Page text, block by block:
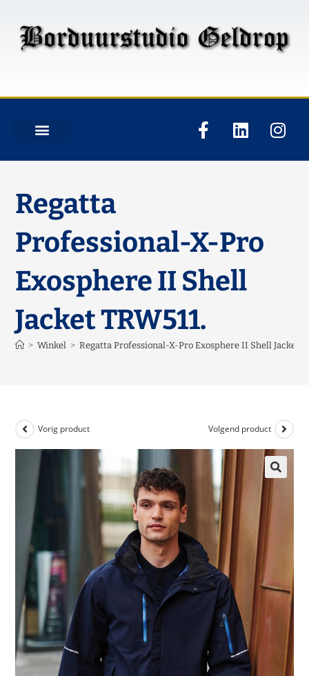
Regatta
Professional-X-Pro
Exosphere II Shell
Jacket TRW511.
> Winkel > Regatta Professional-X-Pro Exosphere II Shell Jacket
Vorig product Volgend product